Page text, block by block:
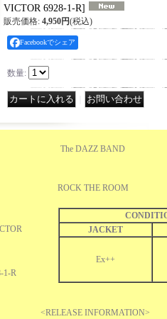
VICTOR 6928-1-R]
販売価格: 4,950円(税込)
Facebookでシェア
数量:
The DAZZ BAND
ROCK THE ROOM
JACKET
Ex++
1-R
<RELEASE INFORMATION>